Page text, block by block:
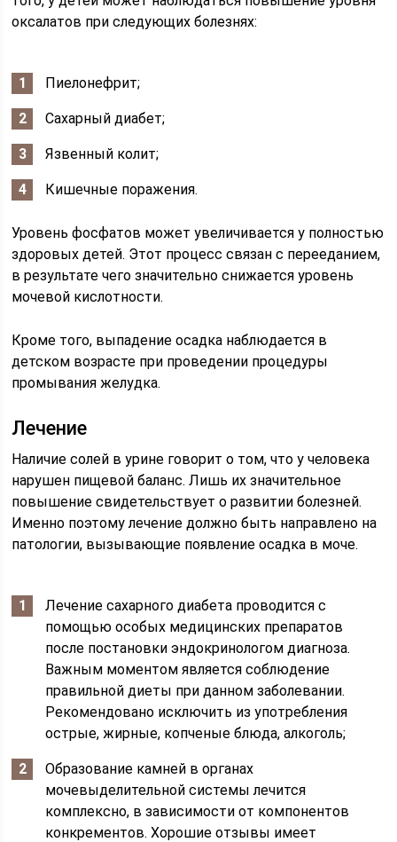
оксалатов при следующих болезнях:
Пиелонефрит;
Сахарный диабет;
Язвенный колит;
Кишечные поражения.
Уровень фосфатов может увеличивается у полностью
здоровых детей. Этот процесс связан с перееданием,
в результате чего значительно снижается уровень
мочевой кислотности.
Кроме того, выпадение осадка наблюдается в
детском возрасте при проведении процедуры
промывания желудка.
Лечение
Наличие солей в урине говорит о том, что у человека
нарушен пищевой баланс. Лишь их значительное
повышение свидетельствует о развитии болезней.
Именно поэтому лечение должно быть направлено на
патологии, вызывающие появление осадка в моче.
Лечение сахарного диабета проводится с
помощью особых медицинских препаратов
после постановки эндокринологом диагноза.
Важным моментом является соблюдение
правильной диеты при данном заболевании.
Рекомендовано исключить из употребления
острые, жирные, копченые блюда, алкоголь;
Образование камней в органах
мочевыделительной системы лечится
комплексно, в зависимости от компонентов
конкрементов. Хорошие отзывы имеет